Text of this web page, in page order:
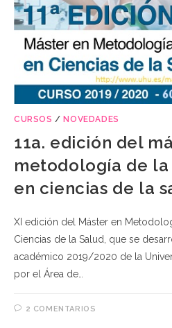
CURSOS / NOVEDADES
11a. edición del
metodología de
en ciencias de la
XI edición del Máster en
Ciencias de la Salud, que se
académico 2019/2020 de la
por el Área de…
2 COMENTARIOS